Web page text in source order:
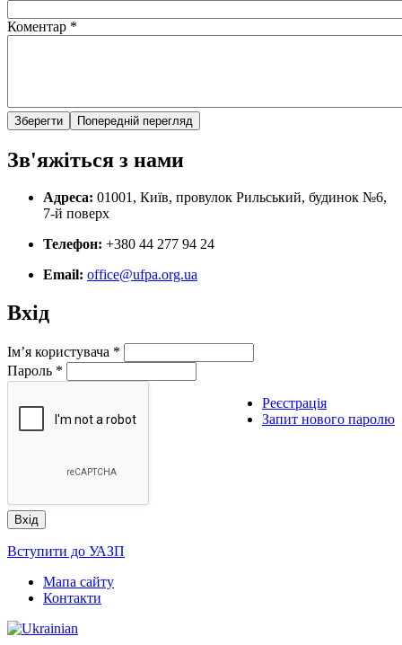
Коментар *
Зв'яжіться з нами
Адреса: 01001, Київ, провулок Рильський, будинок №6,
7-й поверх
Телефон: +380 44 277 94 24
Email: office@ufpa.org.ua
Вхід
Ім’я користувача *
Пароль *
Реєстрація
Запит нового паролю
Вступити до УАЗП
Мапа сайту
Контакти